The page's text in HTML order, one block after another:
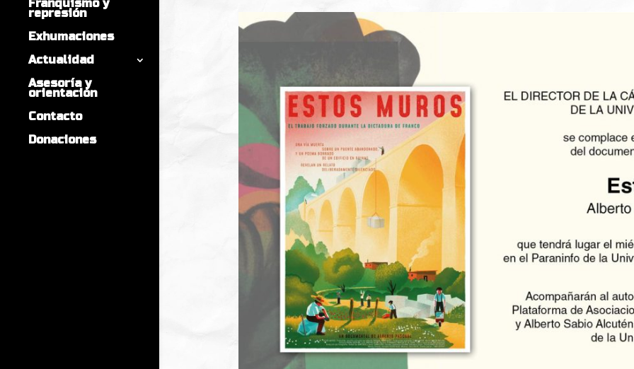
Franquismo y
represión
Exhumaciones
Actualidad
Asesoría y
orientación
Contacto
Donaciones